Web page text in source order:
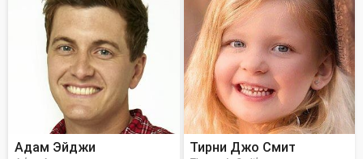
Адам Эйджи Тирни Джо Смит